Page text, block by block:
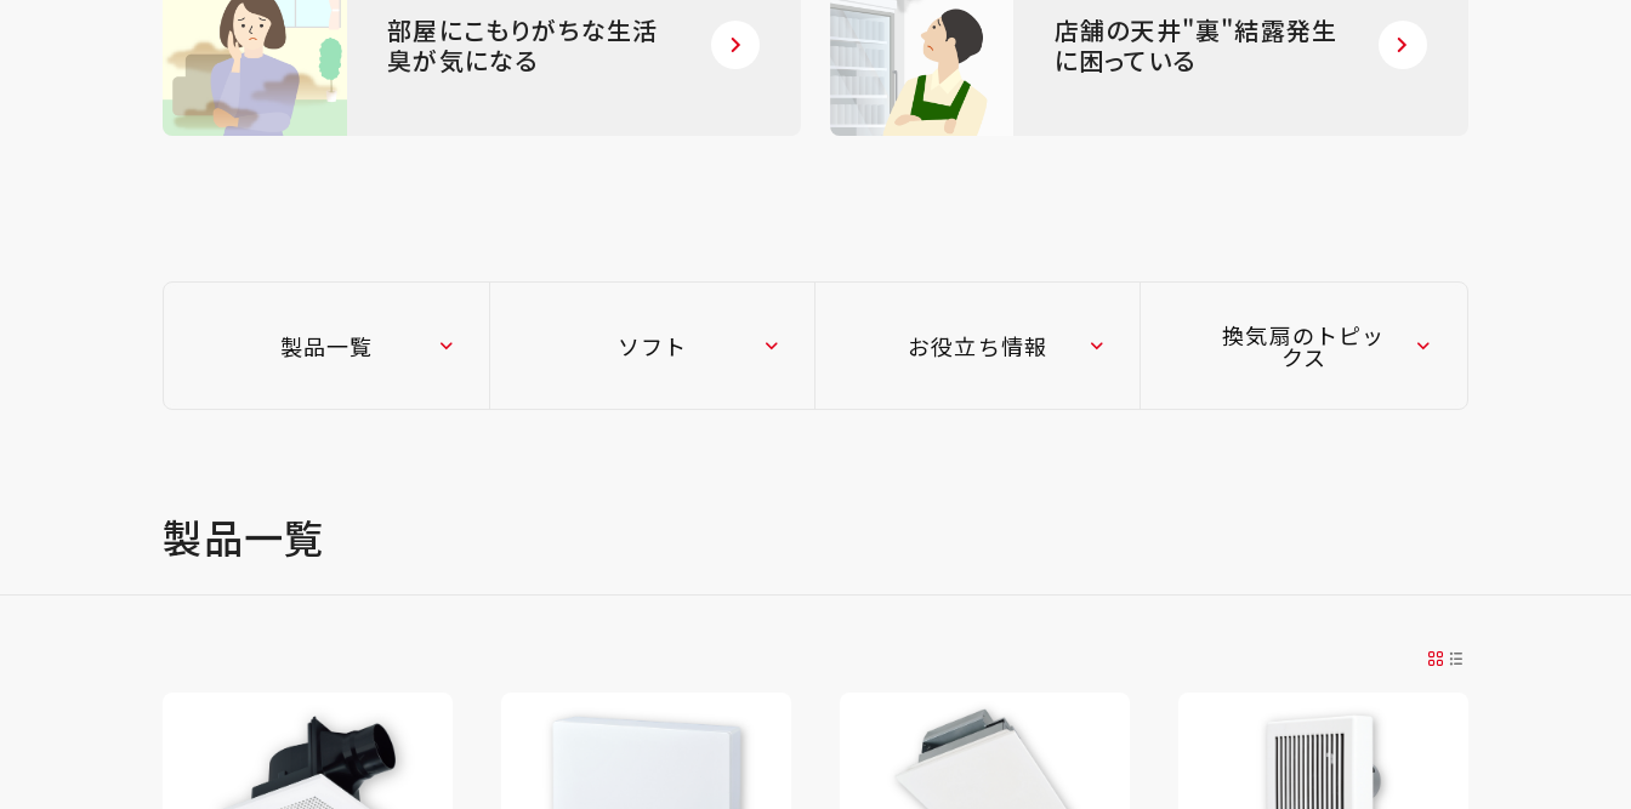
部屋にこもりがちな生活
臭が気になる
店舗の天井"裏"結露発生
に困っている
製品一覧 ソフト お役立ち情報 換気扇のトピッ
クス
製品一覧